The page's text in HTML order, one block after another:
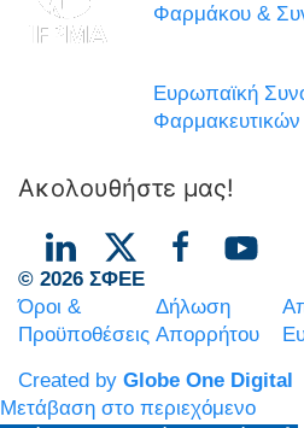
Φαρμάκου &
Ευρωπαϊκή
Φαρμακευτικών
Ακολουθήστε μας!
© 2026 ΣΦΕΕ
Όροι &
Προϋποθέσεις
Δήλωση
Απορρήτου
Created by Globe One Digital
Μετάβαση στο περιεχόμενο